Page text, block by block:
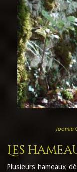
Joomla
Les
Plusieurs hameaux